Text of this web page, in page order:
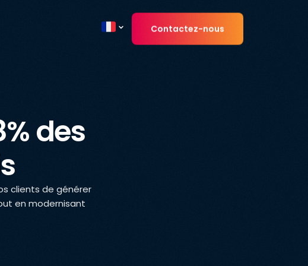
Current countryContactez-nous
des
clients de générer
en modernisant